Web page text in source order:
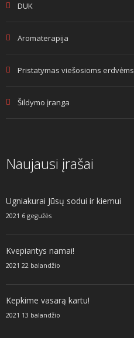
DUK
Aromaterapija
Pristatymas viešosioms erdvėms
Šildymo įranga
Naujausi įrašai
Ugniakurai Jūsų sodui ir kiemui
2021 6 gegužės
Kvepiantys namai!
2021 22 balandžio
Kepkime vasarą kartu!
2021 13 balandžio